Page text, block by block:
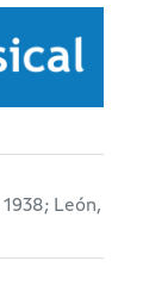
León,